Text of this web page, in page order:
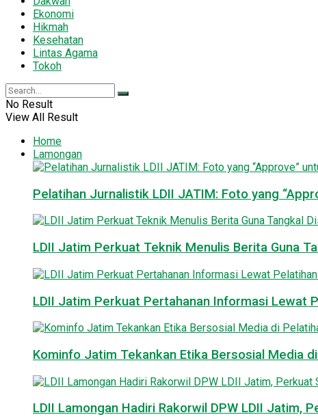
Ekonomi
Hikmah
Kesehatan
Lintas Agama
Tokoh
No Result
View All Result
Home
Lamongan
Pelatihan Jurnalistik LDII JATIM: Foto yang
LDII Jatim Perkuat Teknik Menulis Berita Guna
LDII Jatim Perkuat Pertahanan Informasi Lewat
Kominfo Jatim Tekankan Etika Bersosial Media
LDII Lamongan Hadiri Rakorwil DPW LDII Jatim,